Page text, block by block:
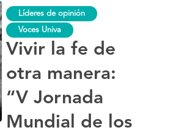
Vivir
la
fe
de
otra
manera:
“V
Jornada
Mundial
de
los
Pobres”
Líderes de opinión
Voces Univa
Vivir la fe de
otra manera:
“V Jornada
Mundial de los